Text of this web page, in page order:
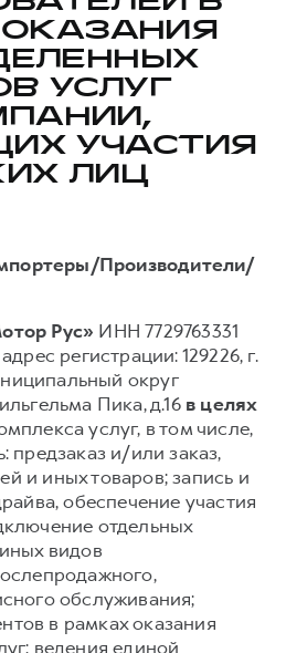
DARGO X
от 3 499 000 ₽
F7X
клиентам
автопарком
клиентов
на дороге»
обслуживания
GWM
УСЛУГ
УЧАСТИЯ
ЛИЦ
Производители/
Рус» ИНН 7729763331
регистрации: 129226, г.
округ
Пика, д.16 в целях
услуг, в том числе,
предзаказ и/или заказ,
и иных товаров; запись и
обеспечение участия
отдельных
видов
обслуживания;
в рамках оказания
ведения единой